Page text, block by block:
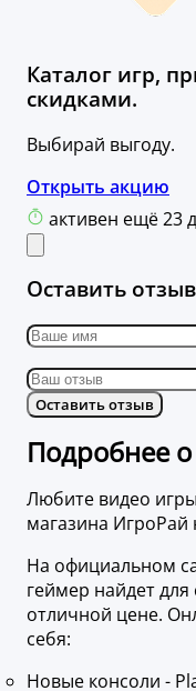
Каталог игр,
скидками.
Выбирай выгоду.
Открыть акцию
активен ещё 23
Оставить отзыв
Оставить отзыв
Подробнее
Любите видео
магазина ИгроРай
На официальном
геймер найдет
отличной цене.
себя:
Новые консоли -